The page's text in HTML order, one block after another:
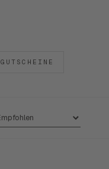
GUTSCHEINE